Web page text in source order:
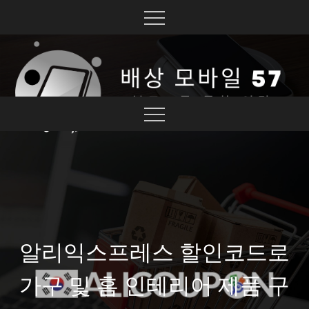
content
배상 모바일 57
블로그를 통한 연결
알리익스프레스 할인코드로
가구 및 홈 인테리어 제품 구